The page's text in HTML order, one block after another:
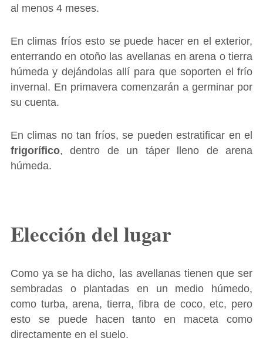
al menos 4 meses.
En climas fríos esto se puede hacer en el exterior,
enterrando en otoño las avellanas en arena o tierra
húmeda y dejándolas allí para que soporten el frío
invernal. En primavera comenzarán a germinar por
su cuenta.
En climas no tan fríos, se pueden estratificar en el
frigorífico, dentro de un táper lleno de arena
húmeda.
Elección del lugar
Como ya se ha dicho, las avellanas tienen que ser
sembradas o plantadas en un medio húmedo,
como turba, arena, tierra, fibra de coco, etc, pero
esto se puede hacen tanto en maceta como
directamente en el suelo.